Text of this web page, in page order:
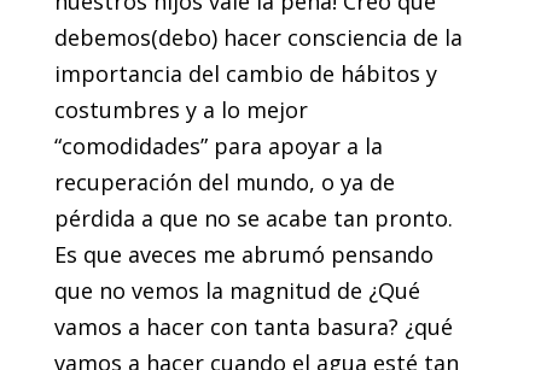
debemos(debo) hacer consciencia de la
importancia del cambio de hábitos y
costumbres y a lo mejor
“comodidades” para apoyar a la
recuperación del mundo, o ya de
pérdida a que no se acabe tan pronto.
Es que aveces me abrumó pensando
que no vemos la magnitud de ¿Qué
vamos a hacer con tanta basura? ¿qué
vamos a hacer cuando el agua esté tan